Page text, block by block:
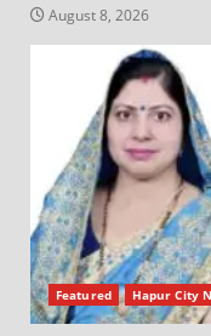
August 8, 2026
Featured Hapur City